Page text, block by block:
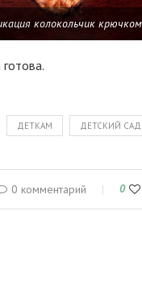
колокольчик крючком
ДЕТКАМ ДЕТСКИЙ САД
0 комментарий 0